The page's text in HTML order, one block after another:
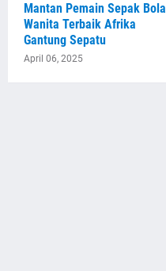
Mantan Pemain Sepak Bola
Wanita Terbaik Afrika
Gantung Sepatu
April 06, 2025